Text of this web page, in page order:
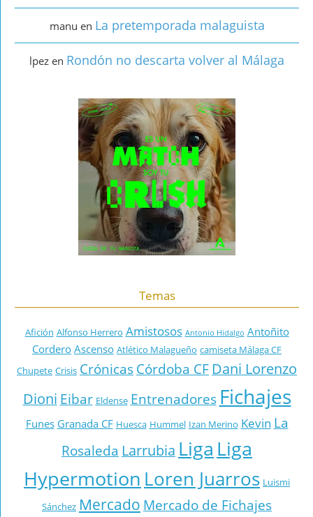
manu en La pretemporada malaguista
lpez en Rondón no descarta volver al Málaga
Temas
Afición Alfonso Herrero Amistosos Antonio Hidalgo Antoñito
CorderoAscenso Atlético Malagueño camiseta Málaga CF
Chupete Crisis Crónicas Córdoba CF Dani Lorenzo
Dioni Eibar Eldense Entrenadores Fichajes
Funes Granada CF Huesca Hummel Izan Merino Kevin La
Rosaleda Larrubia Liga Liga
Hypermotion Loren Juarros Luismi
Sánchez Mercado Mercado de Fichajes